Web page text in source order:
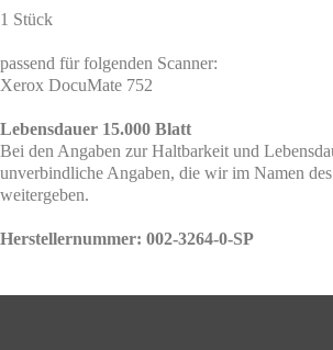
1 Stück
passend für folgenden Scanner:
Xerox DocuMate 752
Lebensdauer 15.000 Blatt
Bei den Angaben zur Haltbarkeit und
unverbindliche Angaben, die wir im Namen
weitergeben.
Herstellernummer: 002-3264-0-SP